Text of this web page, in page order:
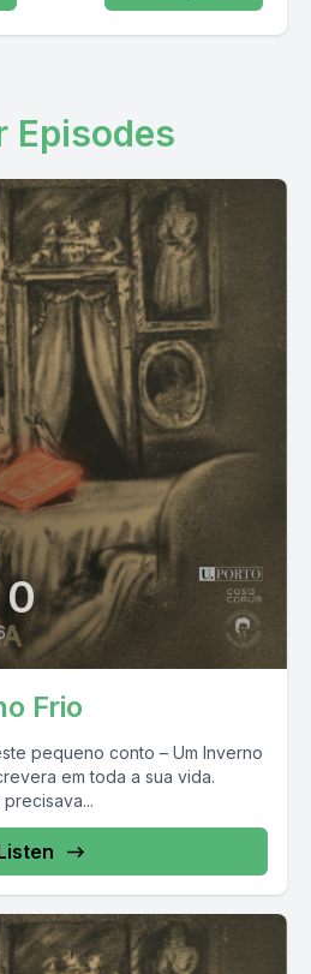
Episodes
0
Frio
pequeno conto – Um Inverno
em toda a sua vida.